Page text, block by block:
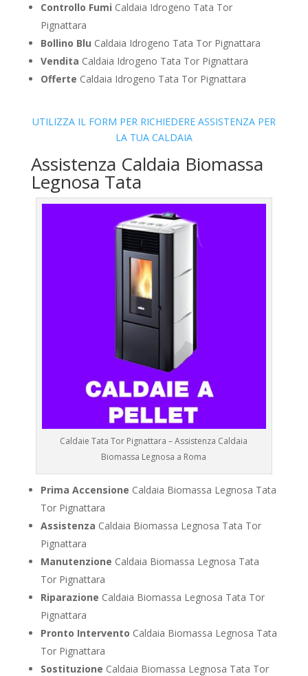
Controllo Fumi Caldaia Idrogeno Tata Tor
Pignattara
Bollino Blu Caldaia Idrogeno Tata Tor Pignattara
Vendita Caldaia Idrogeno Tata Tor Pignattara
Offerte Caldaia Idrogeno Tata Tor Pignattara
UTILIZZA IL FORM PER RICHIEDERE ASSISTENZA PER
LA TUA CALDAIA
Assistenza Caldaia Biomassa
Legnosa Tata
Caldaie Tata Tor Pignattara – Assistenza Caldaia
Biomassa Legnosa a Roma
Prima Accensione Caldaia Biomassa Legnosa Tata
Tor Pignattara
Assistenza Caldaia Biomassa Legnosa Tata Tor
Pignattara
Manutenzione Caldaia Biomassa Legnosa Tata
Tor Pignattara
Riparazione Caldaia Biomassa Legnosa Tata Tor
Pignattara
Pronto Intervento Caldaia Biomassa Legnosa Tata
Tor Pignattara
Sostituzione Caldaia Biomassa Legnosa Tata Tor